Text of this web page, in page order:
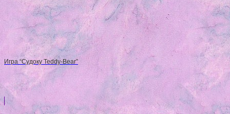
Игра “Судоку Teddy-Bear”